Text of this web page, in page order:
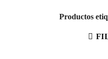
Productos